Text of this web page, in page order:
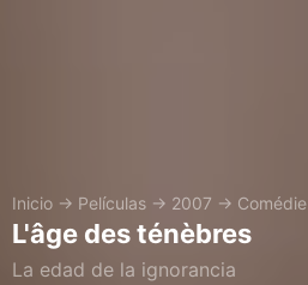
Inicio → Películas → 2007 → Comédie
L'âge des ténèbres
La edad de la ignorancia